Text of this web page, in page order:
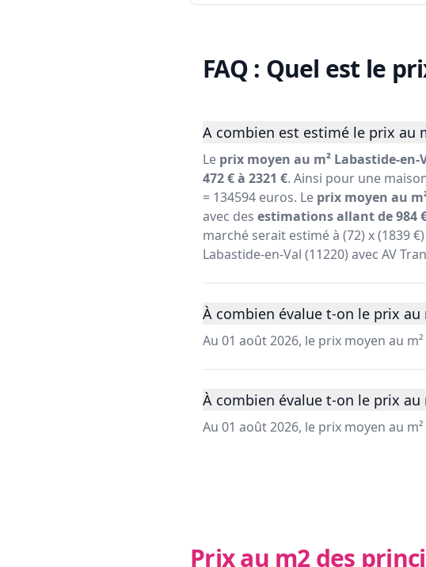
FAQ : Quel est le
A combien est estimé le prix au
Le prix moyen au m² Labastide-en-
472 € à 2321 €. Ainsi pour une
= 134594 euros. Le prix moyen au
avec des estimations allant de 984
marché serait estimé à (72) x (1839
Labastide-en-Val (11220) avec AV
À combien évalue t-on le prix au
Au 01 août 2026, le prix moyen au
À combien évalue t-on le prix au
Au 01 août 2026, le prix moyen au
Prix au m2 des